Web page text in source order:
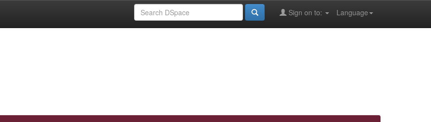
Language
Sign on to: